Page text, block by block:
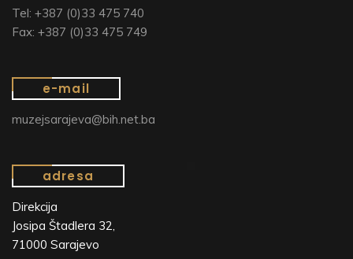
Tel: +387 (0)33 475 740
Fax: +387 (0)33 475 749
e-mail
muzejsarajeva@bih.net.ba
adresa
Direkcija
Josipa Štadlera 32,
71000 Sarajevo